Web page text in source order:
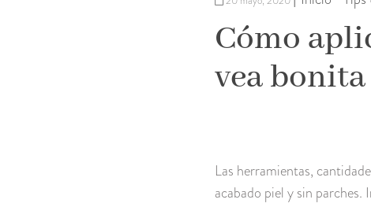
Cómo
vea
Las herramientas,
acabado piel y sin